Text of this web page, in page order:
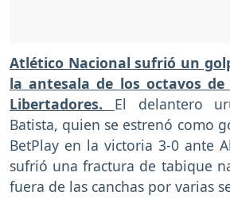
Atlético Nacional sufrió un
la antesala de los octavos
Libertadores. El delantero
Batista, quien se estrenó como
BetPlay en la victoria 3-0 ante
sufrió una fractura de tabique
fuera de las canchas por varias